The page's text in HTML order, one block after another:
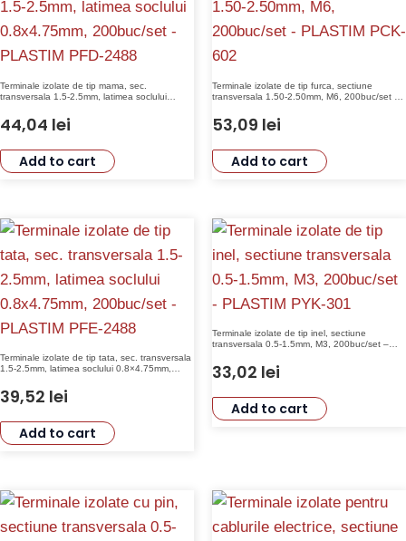
Terminale izolate de tip mama, sec.
transversala 1.5-2.5mm, latimea soclului
2488
44,04 lei
Add to cart
Terminale izolate de tip furca, sectiune
transversala 1.50-2.50mm, M6, 200buc/set –
53,09 lei
Add to cart
Terminale izolate de tip tata, sec. transversala
1.5-2.5mm, latimea soclului 0.8×4.75mm,
39,52 lei
Add to cart
Terminale izolate de tip inel, sectiune
transversala 0.5-1.5mm, M3, 200buc/set –
33,02 lei
Add to cart